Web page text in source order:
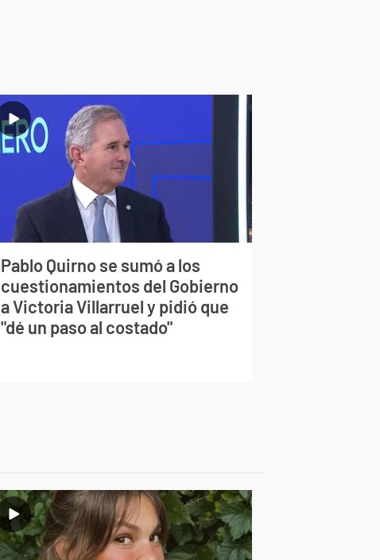
Pablo Quirno se sumó a los
cuestionamientos del Gobierno
a Victoria Villarruel y pidió que
"dé un paso al costado"